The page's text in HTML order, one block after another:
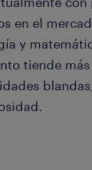
en el
y
tiende